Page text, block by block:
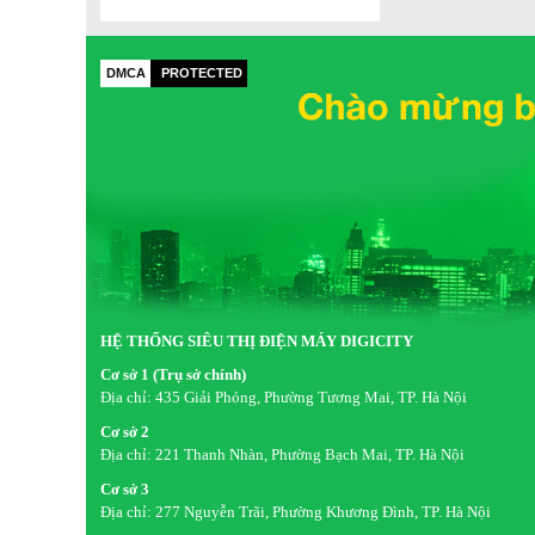
DMCA PROTECTED
HỆ THỐNG SIÊU THỊ ĐIỆN MÁY DIGICITY
Cơ sở 1 (Trụ sở chính)
Địa chỉ: 435 Giải Phóng, Phường Tương Mai, TP. Hà Nội
Cơ sở 2
Địa chỉ: 221 Thanh Nhàn, Phường Bạch Mai, TP. Hà Nội
Cơ sở 3
Địa chỉ: 277 Nguyễn Trãi, Phường Khương Đình, TP. Hà Nội